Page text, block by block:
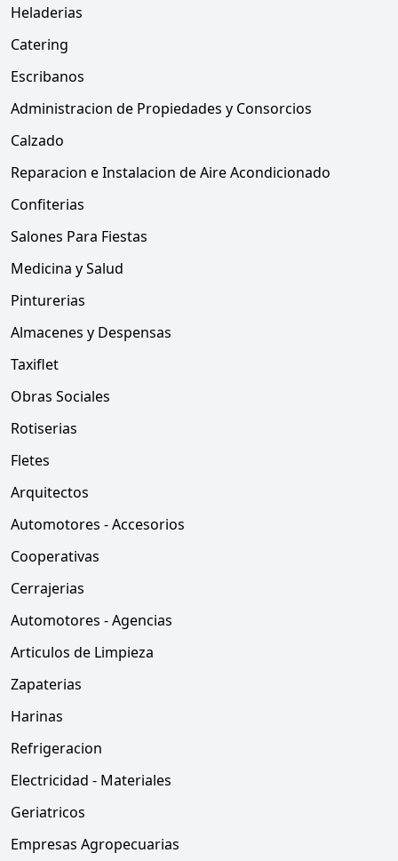
Heladerias
Catering
Escribanos
Administracion de Propiedades y Consorcios
Calzado
Reparacion e Instalacion de Aire Acondicionado
Confiterias
Salones Para Fiestas
Medicina y Salud
Pinturerias
Almacenes y Despensas
Taxiflet
Obras Sociales
Rotiserias
Fletes
Arquitectos
Automotores - Accesorios
Cooperativas
Cerrajerias
Automotores - Agencias
Articulos de Limpieza
Zapaterias
Harinas
Refrigeracion
Electricidad - Materiales
Geriatricos
Empresas Agropecuarias